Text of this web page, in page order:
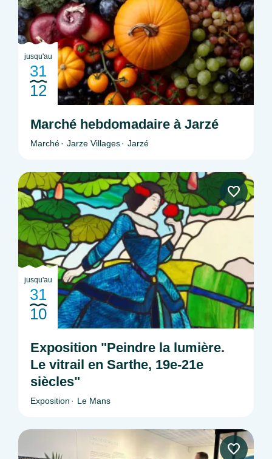
jusqu'au
31
12
Marché hebdomadaire à Jarzé
Marché Jarze Villages Jarzé
jusqu'au
31
10
Exposition "Peindre la lumière.
Le vitrail en Sarthe, 19e-21e
siècles"
Exposition Le Mans